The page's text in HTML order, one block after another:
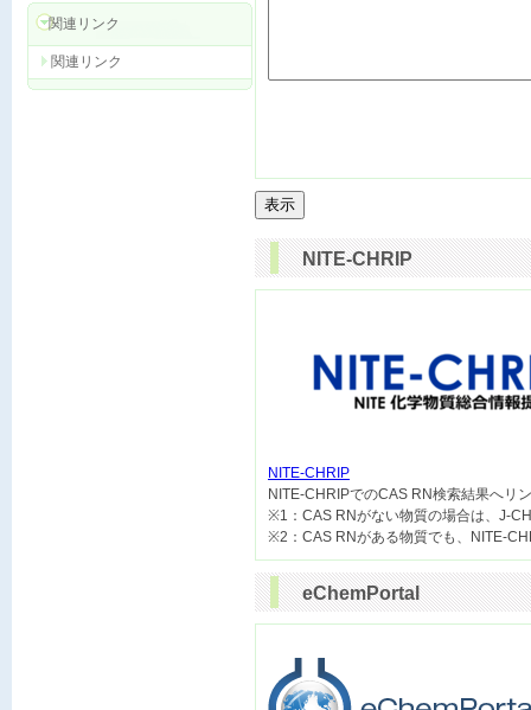
関連リンク
関連リンク
NITE-CHRIP
NITE-CHRIP
NITE-CHRIPでのCAS RN検索結果へリ
※1：CAS RNがない物質の場合は、J-
eChemPortal